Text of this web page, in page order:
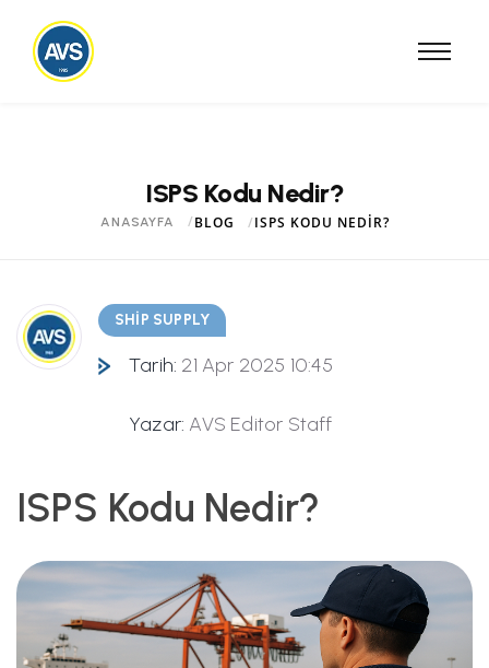
ISPS Kodu Nedir?
ANASAYFA BLOG ISPS KODU NEDIR?
SHIP SUPPLY
Tarih: 21 Apr 2025 10:45
Yazar: AVS Editor Staff
ISPS Kodu Nedir?